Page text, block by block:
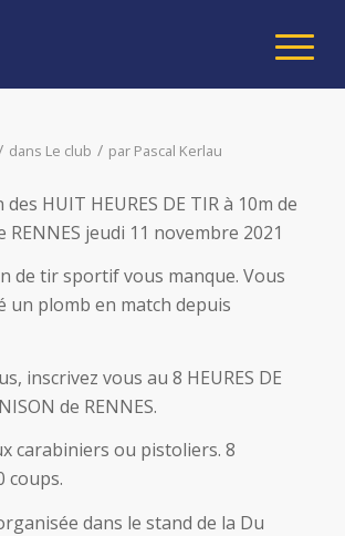
dans Le club / par Pascal Kerlau
HUIT HEURES DE TIR à 10m de
RENNES jeudi 11 novembre 2021
de tir sportif vous manque. Vous
un plomb en match depuis
inscrivez vous au 8 HEURES DE
de RENNES.
carabiniers ou pistoliers. 8
coups.
dans le stand de la Du